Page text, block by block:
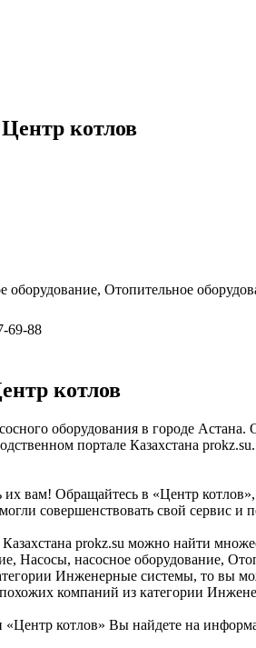
котлов
оборудование, Отопительное
69-88
котлов
оборудования в городе
портале Казахстана
вам! Обращайтесь в «Центр
совершенствовать свой сервис и
prokz.su можно найти
Насосы, насосное оборудование,
Инженерные системы, то вы
компаний из категории
котлов» Вы найдете на